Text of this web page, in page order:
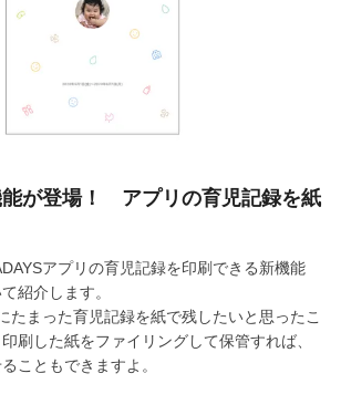
能が登場！ アプリの育児記録を紙
アプリの育児記録を印刷できる新機能
紹介します。
たまった育児記録を紙で残したいと思ったこ
刷した紙をファイリングして保管すれば、
こともできますよ。